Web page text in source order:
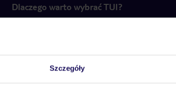
Szczegóły
Dlaczego warto wybrać TUI?
Tylko u nas opieka na